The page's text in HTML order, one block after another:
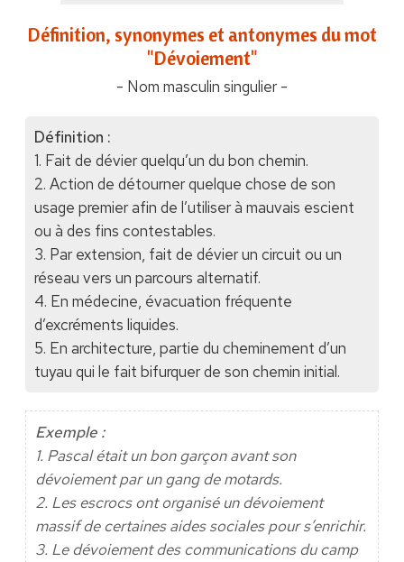
Définition, synonymes et antonymes du mot
"Dévoiement"
- Nom masculin singulier -
Définition :
1. Fait de dévier quelqu’un du bon chemin.
2. Action de détourner quelque chose de son
usage premier afin de l’utiliser à mauvais escient
ou à des fins contestables.
3. Par extension, fait de dévier un circuit ou un
réseau vers un parcours alternatif.
4. En médecine, évacuation fréquente
d’excréments liquides.
5. En architecture, partie du cheminement d’un
tuyau qui le fait bifurquer de son chemin initial.
Exemple :
1. Pascal était un bon garçon avant son
dévoiement par un gang de motards.
2. Les escrocs ont organisé un dévoiement
massif de certaines aides sociales pour s’enrichir.
3. Le dévoiement des communications du camp